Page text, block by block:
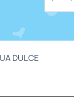
DULCE